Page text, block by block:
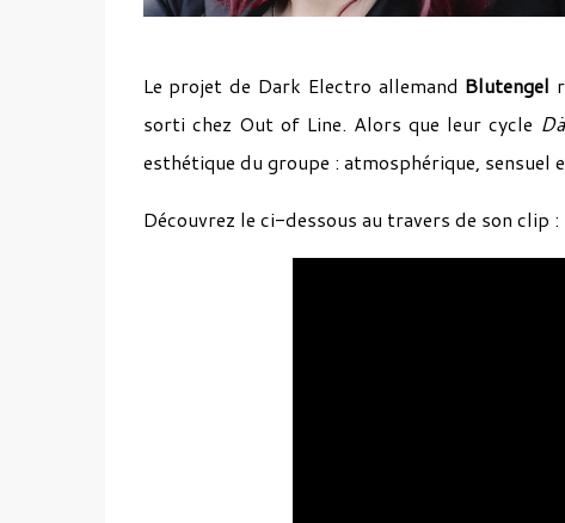
Le projet de Dark Electro allemand Blutengel
sorti chez Out of Line. Alors que leur cycle
esthétique du groupe : atmosphérique, sensuel
Découvrez le ci-dessous au travers de son clip :